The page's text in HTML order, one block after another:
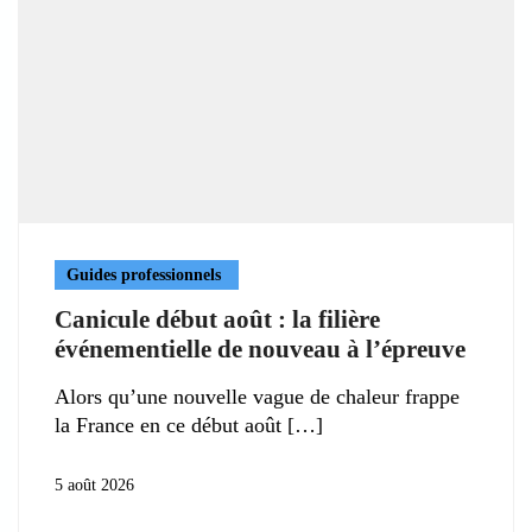
Guides professionnels
Canicule début août : la filière
événementielle de nouveau à l’épreuve
Alors qu’une nouvelle vague de chaleur frappe
la France en ce début août
5 août 2026